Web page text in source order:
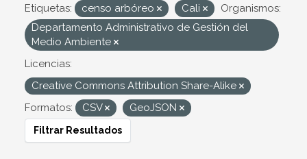
Etiquetas: censo arbóreo Cali
Organismos:
Departamento Administrativo de Gestión del
Medio Ambiente
Licencias:
Creative Commons Attribution Share-Alike
Formatos:
CSV GeoJSON
Filtrar Resultados